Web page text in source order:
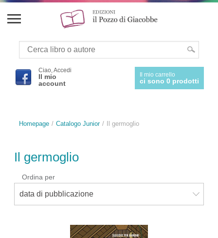
Ciao, Accedi
Il mio
account
Il mio carrello
ci sono 0 prodotti
Homepage Catalogo Junior Il germoglio
Il germoglio
Ordina per
data di pubblicazione